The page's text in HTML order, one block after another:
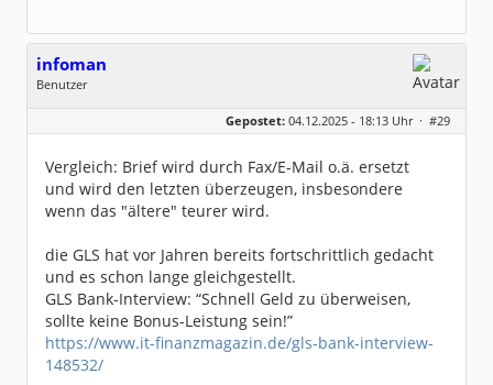
infoman
Benutzer
Geschlecht:
Dabei seit:
06 / 2008
Gepostet: 04.12.2025 - 18:13 Uhr · #29
Vergleich: Brief wird durch Fax/E-Mail o.ä. ersetzt
und wird den letzten überzeugen, insbesondere
wenn das "ältere" teurer wird.
die GLS hat vor Jahren bereits fortschrittlich gedacht
und es schon lange gleichgestellt.
GLS Bank-Interview: “Schnell Geld zu überweisen,
sollte keine Bonus-Leistung sein!”
https://www.it-finanzmagazin.de/gls-bank-interview-
148532/